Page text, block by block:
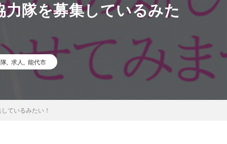
隊を募集しているみた
求人 能代市
ているみたい！